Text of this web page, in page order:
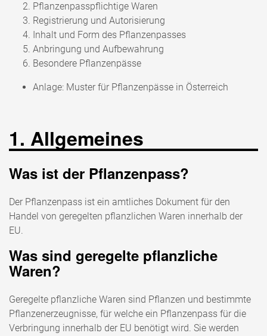
Pflanzenpasspflichtige Waren
Registrierung und Autorisierung
Inhalt und Form des Pflanzenpasses
Anbringung und Aufbewahrung
Besondere Pflanzenpässe
Anlage: Muster für Pflanzenpässe in Österreich
1. Allgemeines
Was ist der Pflanzenpass?
Der Pflanzenpass ist ein amtliches Dokument für den
Handel von geregelten pflanzlichen Waren innerhalb der
EU.
Was sind geregelte pflanzliche
Waren?
Geregelte pflanzliche Waren sind Pflanzen und bestimmte
Pflanzenerzeugnisse, für welche ein Pflanzenpass für die
Verbringung innerhalb der EU benötigt wird. Sie werden